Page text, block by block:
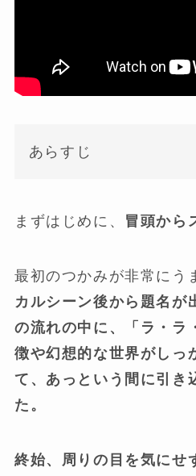
あらすじ
まずはじめに、 冒頭から
最初のつかみが非常にう
カルシーン後から題名が
の流れの中に、「ラ・ラ
徴や幻想的な世界がしっ
て、あっという間に引き
た。
終始、周りの目を気にせ